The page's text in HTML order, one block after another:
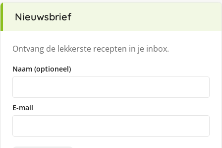
Nieuwsbrief
Ontvang de lekkerste recepten in je inbox.
Naam (optioneel)
E-mail